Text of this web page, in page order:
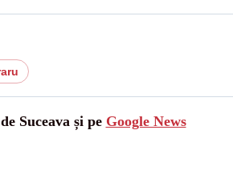
Suceava și pe Google News